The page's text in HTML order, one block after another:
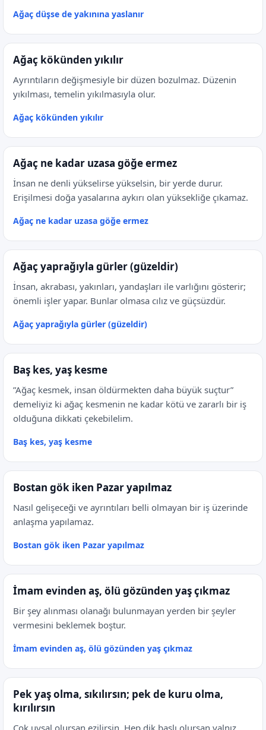
Ağaç düşse de yakınına yaslanır
Ağaç kökünden yıkılır
Ayrıntıların değişmesiyle bir düzen bozulmaz. Düzenin
yıkılması, temelin yıkılmasıyla olur.
Ağaç kökünden yıkılır
Ağaç ne kadar uzasa göğe ermez
İnsan ne denli yükselirse yükselsin, bir yerde durur.
Erişilmesi doğa yasalarına aykırı olan yüksekliğe çıkamaz.
Ağaç ne kadar uzasa göğe ermez
Ağaç yaprağıyla gürler (güzeldir)
İnsan, akrabası, yakınları, yandaşları ile varlığını gösterir;
önemli işler yapar. Bunlar olmasa cılız ve güçsüzdür.
Ağaç yaprağıyla gürler (güzeldir)
Baş kes, yaş kesme
”Ağaç kesmek, insan öldürmekten daha büyük suçtur”
demeliyiz ki ağaç kesmenin ne kadar kötü ve zararlı bir iş
olduğuna dikkati çekebilelim.
Baş kes, yaş kesme
Bostan gök iken Pazar yapılmaz
Nasıl gelişeceği ve ayrıntıları belli olmayan bir iş üzerinde
anlaşma yapılamaz.
Bostan gök iken Pazar yapılmaz
İmam evinden aş, ölü gözünden yaş çıkmaz
Bir şey alınması olanağı bulunmayan yerden bir şeyler
vermesini beklemek boştur.
İmam evinden aş, ölü gözünden yaş çıkmaz
Pek yaş olma, sıkılırsın; pek de kuru olma,
kırılırsın
Çok uysal olursan ezilirsin. Hep dik başlı olursan yalnız